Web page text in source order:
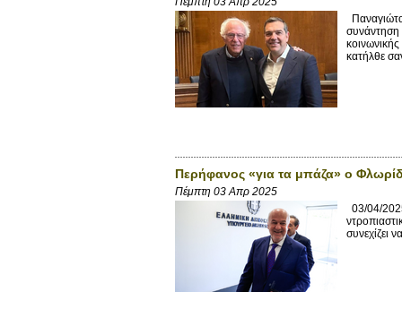
συνάντηση
κατήλθε
Περήφανος «για τα μπάζα» ο
Πέμπτη 03 Απρ 2025
03/04/
συνεχίζει